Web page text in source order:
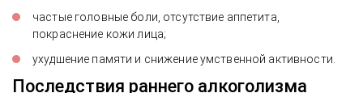
частые головные боли, отсутствие аппетита,
покраснение кожи лица;
ухудшение памяти и снижение умственной активности.
Последствия раннего алкоголизма